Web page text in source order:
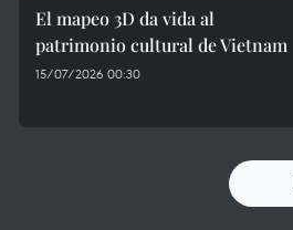
El mapeo 3D da vida al
patrimonio cultural de Vietnam
15/07/2026 00:30